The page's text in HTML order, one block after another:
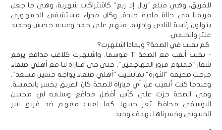
للفريق، وهي مبلغ "ريال إلا ربع" كاشتراكات شهرية، وهي ما جعل
فريقنا في حالة مادية جيدة, وكان مدراء مستشفى الجمهوري
يتولون رئاسة النادي وإدارته، منهم علي حمد وعبده جحيش وحميد
عنتر والحيمي.
كم بقيت في الصحة؟ وبماذا اشتهرت؟
- بقيت ألعب مع الصحة 11 موسما, واشتهرت كلاعب مدافع يرفع
شعار "ممنوع مرور المهاجمين", حتى في مباراة لنا مع أهلي صنعاء
خرجت صحيفة "الثورة" بمانشيت "أهلي صنعاء يواجه حسين مسعد".
وعندما كنت أتغيب عن أي مباراة للصحة كان الفريق يخسر بالخمسة.
وفي الصحة حزت على كأس أفضل مدافع وسلمه لي محسن
اليوسفي محافظ تعز حينها. كما لعبت معهم ضد فريق ابير
الجيبوتي وخسرناها بهدف وحيد.